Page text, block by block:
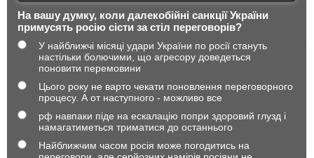
На вашу думку, коли далекобійні санкції України
примусять росію сісти за стіл переговорів?
У найближчі місяці удари України по росії стануть
настільки болючими, що агресору доведеться
поновити перемовини
Цього року не варто чекати поновлення переговорного
процесу. А от наступного - можливо все
рф навпаки піде на ескалацію попри здоровий глузд і
намагатиметься триматися до останнього
Найближчим часом росія може погодитись на